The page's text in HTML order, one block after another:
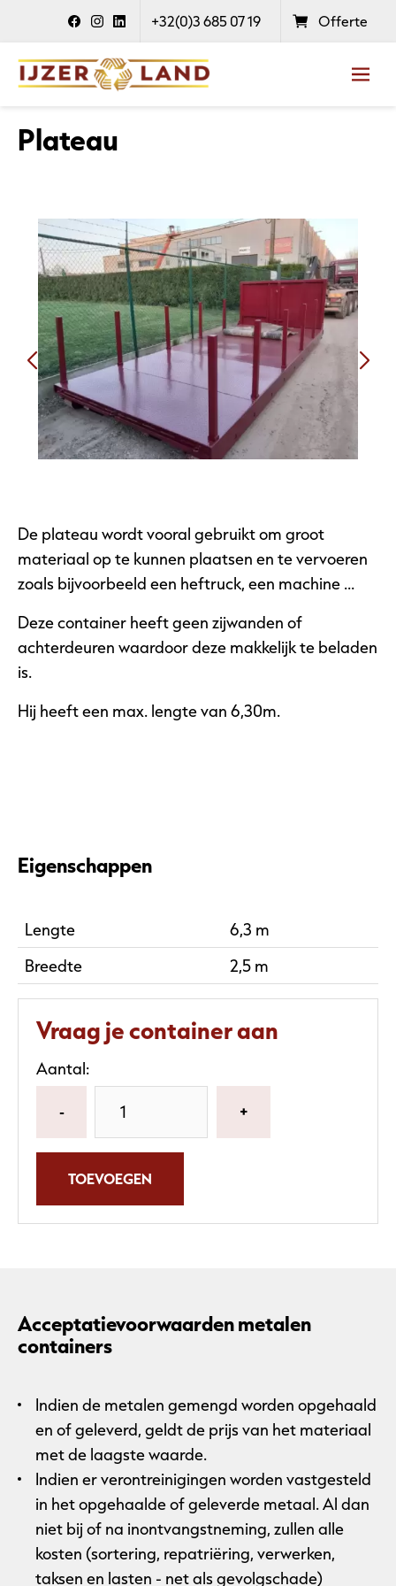
+32(0)3 685 07 19 Offerte
Plateau
De plateau wordt vooral gebruikt om groot
materiaal op te kunnen plaatsen en te vervoeren
zoals bijvoorbeeld een heftruck, een machine …
Deze container heeft geen zijwanden of
achterdeuren waardoor deze makkelijk te beladen
is.
Hij heeft een max. lengte van 6,30m.
Eigenschappen
Lengte
6,3 m
Breedte
2,5 m
Vraag je container aan
Aantal:
- +
TOEVOEGEN
Acceptatievoorwaarden metalen
containers
Indien de metalen gemengd worden opgehaald
en of geleverd, geldt de prijs van het materiaal
met de laagste waarde.
Indien er verontreinigingen worden vastgesteld
in het opgehaalde of geleverde metaal. Al dan
niet bij of na inontvangstneming, zullen alle
kosten (sortering, repatriëring, verwerken,
taksen en lasten - net als gevolgschade)